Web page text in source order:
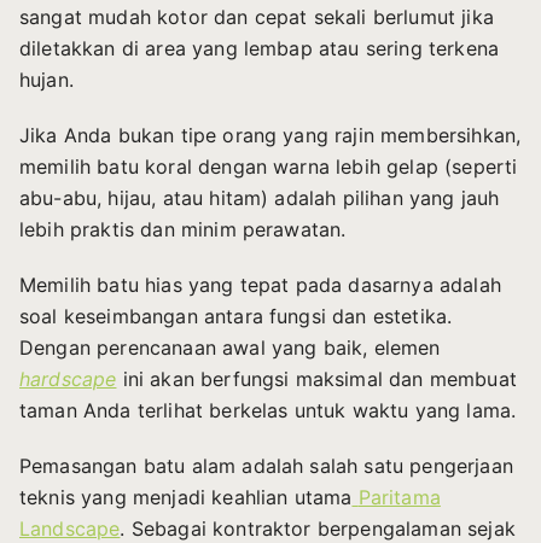
sangat mudah kotor dan cepat sekali berlumut jika
diletakkan di area yang lembap atau sering terkena
hujan.
Jika Anda bukan tipe orang yang rajin membersihkan,
memilih batu koral dengan warna lebih gelap (seperti
abu-abu, hijau, atau hitam) adalah pilihan yang jauh
lebih praktis dan minim perawatan.
Memilih batu hias yang tepat pada dasarnya adalah
soal keseimbangan antara fungsi dan estetika.
Dengan perencanaan awal yang baik, elemen
hardscape ini akan berfungsi maksimal dan membuat
taman Anda terlihat berkelas untuk waktu yang lama.
Pemasangan batu alam adalah salah satu pengerjaan
teknis yang menjadi keahlian utama Paritama
Landscape. Sebagai kontraktor berpengalaman sejak